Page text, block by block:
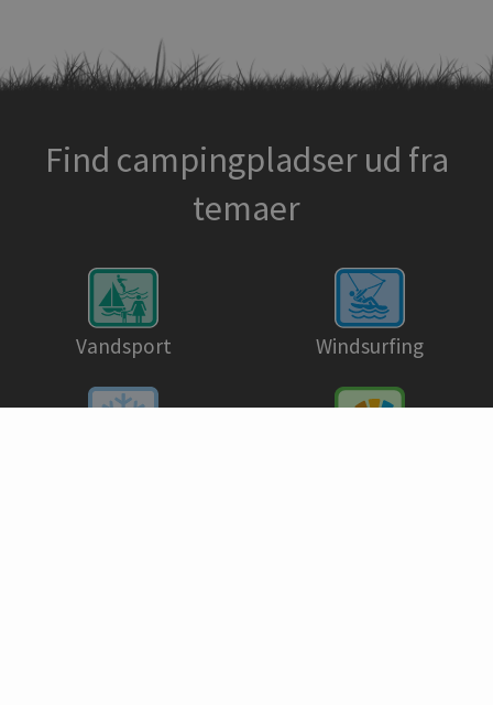
Find campingpladser ud fra
temaer
Vandsport Windsurfing